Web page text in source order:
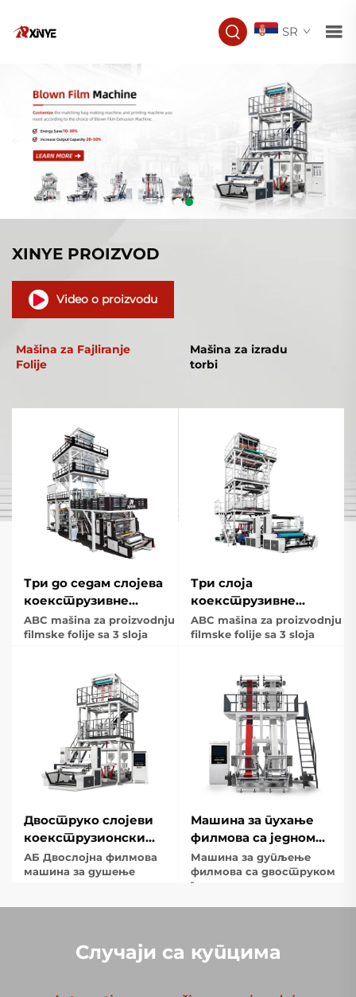
SR
XINYE PROIZVOD
Video o proizvodu
Mašina za Fajliranje
Folije
Mašina za izradu
torbi
Три до седам слојева
коекструзивне
тракцијске
ротирајуће
ABC mašina za proizvodnju
filmske folije sa 3 sloja
Три слоја
коекструзивне
ротативне
филмове са главом за
ABC mašina za proizvodnju
filmske folije sa 3 sloja
Двоструко слојеви
коекструзионски
ротациони филм за
душење филмова са
АБ Двослојна филмова
машина за душење
Машина за пухање
филмова са једном
слојем и две главе
Машина за дупљење
филмова са двоструком
главом
Случаји са купцима